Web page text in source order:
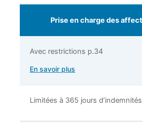
Prise en charge des
Avec restrictions p.34
En savoir plus
Limitées à 365 jours